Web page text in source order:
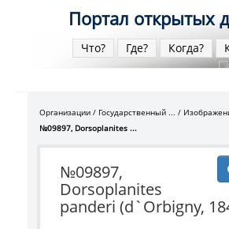
Портал открытых
Что? Где? Когда?
Организации Государственный ...
№09897, Dorsoplanites ...
№09897,
Dorsoplanites
panderi (d`Orbigny,